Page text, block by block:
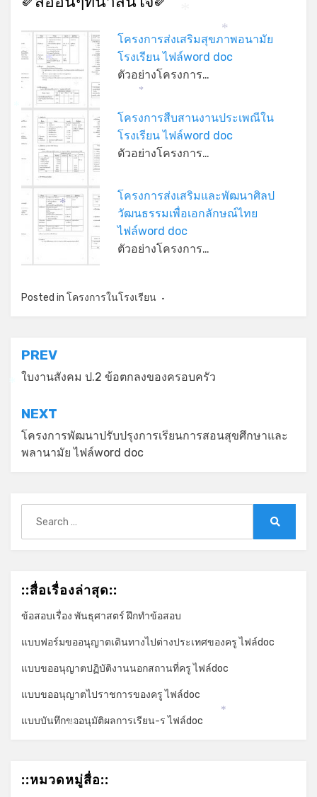
โครงการส่งเสริมสุขภาพอนามัย
โรงเรียน ไฟล์word doc
ตัวอย่างโครงการ…
โครงการสืบสานงานประเพณีใน
โรงเรียน ไฟล์word doc
ตัวอย่างโครงการ…
โครงการส่งเสริมและพัฒนาศิลป
วัฒนธรรมเพื่อเอกลักษณ์ไทย
ไฟล์word doc
ตัวอย่างโครงการ…
Posted in โครงการในโรงเรียน
แนะแนว
เรื่อง
PREV
ใบงานสังคม ป.2 ข้อตกลงของครอบครัว
NEXT
โครงการพัฒนาปรับปรุงการเรียนการสอนสุขศึกษาและ
พลานามัย ไฟล์word doc
for:
::สื่อเรื่องล่าสุด::
ข้อสอบเรื่อง พันธุศาสตร์ ฝึกทำข้อสอบ
แบบฟอร์มขออนุญาตเดินทางไปต่างประเทศของครู ไฟล์doc
แบบขออนุญาตปฏิบัติงานนอกสถานที่ครู ไฟล์doc
แบบขออนุญาตไปราชการของครู ไฟล์doc
แบบบันทึกขออนุมัติผลการเรียน-ร ไฟล์doc
::หมวดหมู่สื่อ::
*
*
*
*
*
*